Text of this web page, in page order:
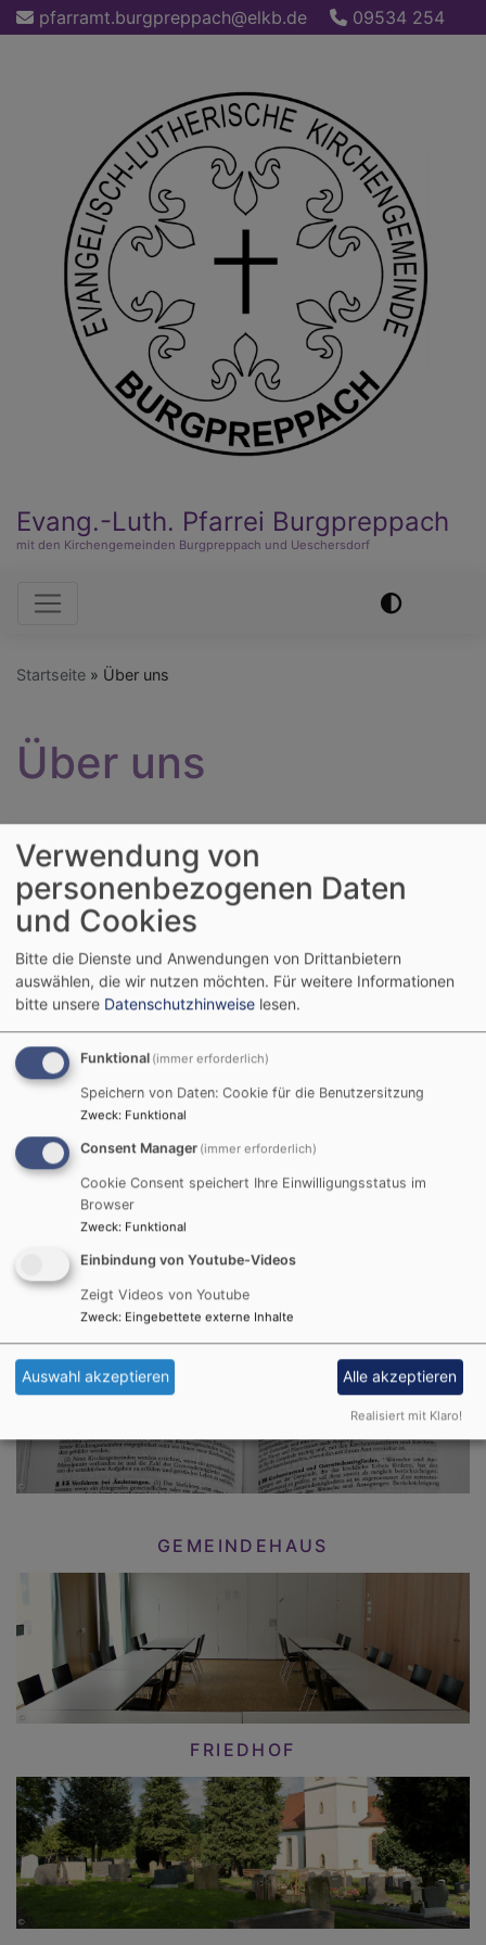
Direkt
zum
pfarramt.burgpreppach@elkb.de 09534 254
Evang.-Luth. Pfarrei Burgpreppach
mit den Kirchengemeinden Burgpreppach und Ueschersdorf
Hauptnavigation
Startseite Über uns
Über uns
Hier erfahren Sie mehr über unsere Kirchengemeinde
GEMEINDE VON A - Z
KIRCHENGEMEINDE
KIRCHENVORSTAND
GEMEINDEHAUS
FRIEDHOF
Verwendung von
personenbezogenen Daten
und Cookies
Bitte die Dienste und Anwendungen von Drittanbietern
auswählen, die wir nutzen möchten. Für weitere Informationen
bitte unsere Datenschutzhinweise lesen.
Funktional (immer erforderlich)
Speichern von Daten: Cookie für die Benutzersitzung
Zweck: Funktional
Consent Manager (immer erforderlich)
Cookie Consent speichert Ihre Einwilligungsstatus im
Browser
Zweck: Funktional
Einbindung von Youtube-Videos
Zeigt Videos von Youtube
Zweck: Eingebettete externe Inhalte
Auswahl akzeptieren Alle akzeptieren
Realisiert mit Klaro!